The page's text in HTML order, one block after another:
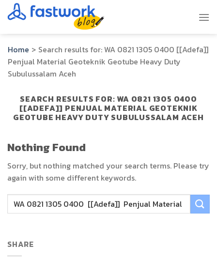
Skip
to
Home > Search results for:WA 0821 1305 0400 [[Adefa]]
Penjual Material Geoteknik Geotube Heavy Duty
Subulussalam Aceh
SEARCH RESULTS FOR: WA 0821 1305 0400
[[ADEFA]] PENJUAL MATERIAL GEOTEKNIK
GEOTUBE HEAVY DUTY SUBULUSSALAM ACEH
Nothing Found
Sorry, but nothing matched your search terms. Please try
again with some different keywords.
SHARE